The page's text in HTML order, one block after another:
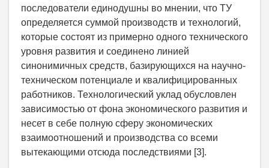
последователи единодушны во мнении, что ТУ
определяется суммой производств и технологий,
которые состоят из примерно одного технического
уровня развития и соединено линией
синонимичных средств, базирующихся на научно-
техническом потенциале и квалифицированных
работников. Технологический уклад обусловлен
зависимостью от фона экономического развития и
несет в себе полную сферу экономических
взаимоотношений и производства со всеми
вытекающими отсюда последствиями [3].